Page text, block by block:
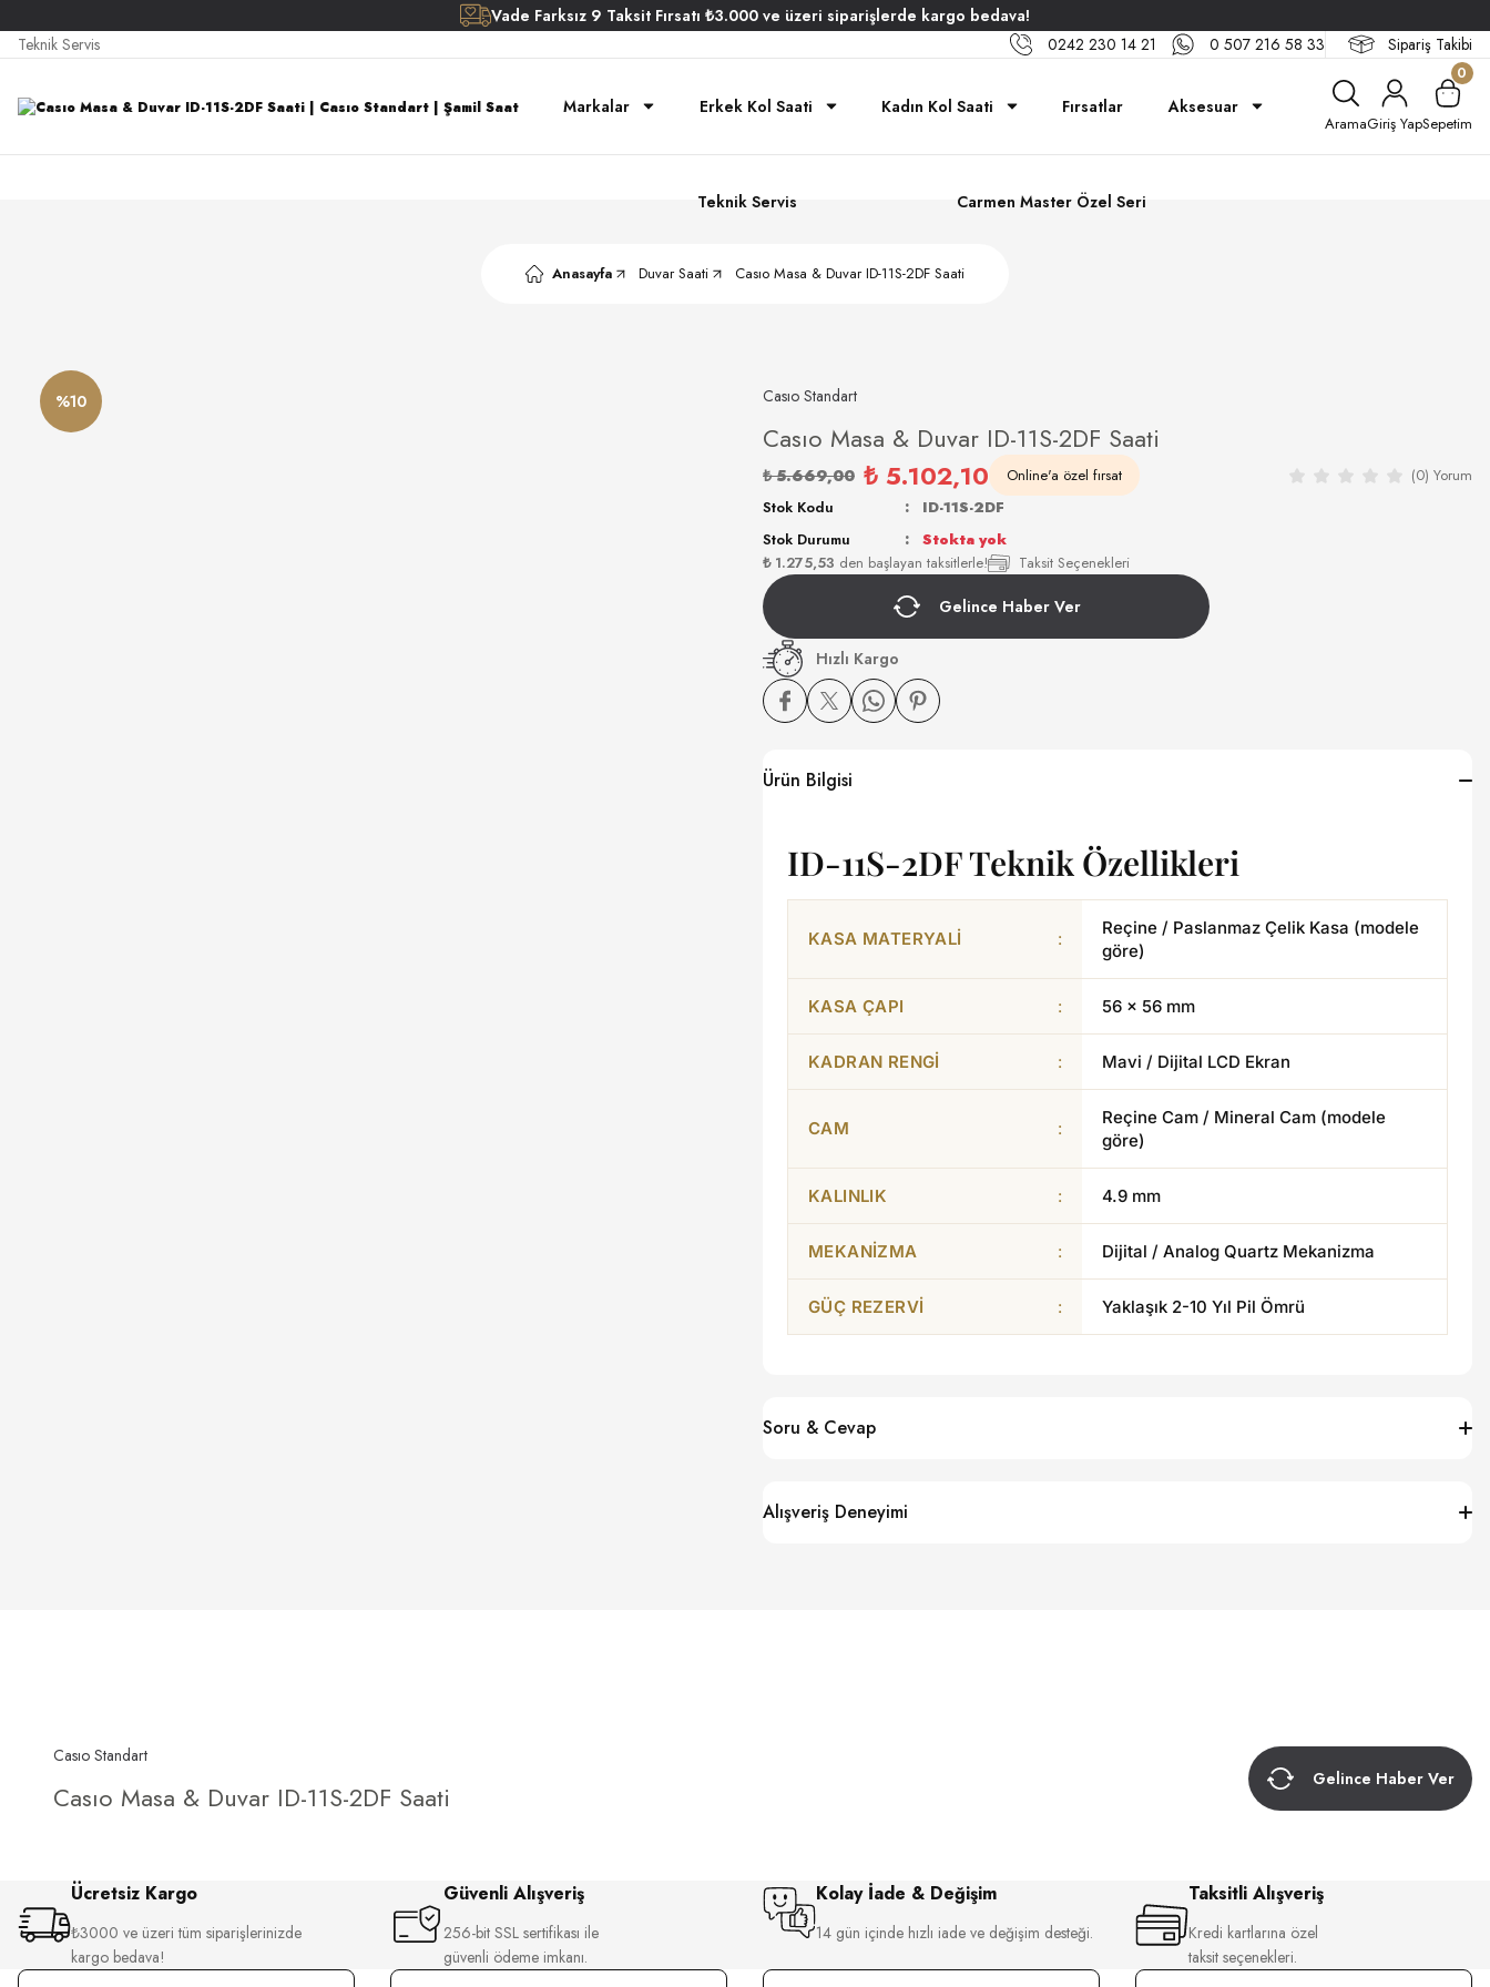
Vade Farksız 9 Taksit Fırsatı ₺3.000 ve üzeri siparişlerde kargo bedava!
Teknik Servis
0242 230 14 21 0 507 216 58 33 Sipariş Takibi
Markalar Erkek Kol Saati Kadın Kol Saati Fırsatlar Aksesuar
Teknik Servis Carmen Master Özel Seri
AramaGiriş Yap
0
Sepetim
Anasayfa Duvar Saati Casıo Masa & Duvar ID-11S-2DF Saati
%10 Casıo Standart
Casıo Masa & Duvar ID-11S-2DF Saati
₺ 5.669,00 ₺ 5.102,10 Online'a özel fırsat (0) Yorum
₺ 1.275,53 den başlayan taksitlerle! Taksit Seçenekleri
Stok Kodu
ID-11S-2DF
Stok Durumu
Stokta yok
Gelince Haber Ver
Hızlı Kargo
Ürün Bilgisi
ID-11S-2DF Teknik Özellikleri
KASA MATERYALI :
Reçine / Paslanmaz Çelik Kasa (modele
göre)
KASA ÇAPI : 56 × 56 mm
KADRAN RENGI : Mavi / Dijital LCD Ekran
CAM :
Reçine Cam / Mineral Cam (modele
göre)
KALINLIK : 4.9 mm
MEKANIZMA : Dijital / Analog Quartz Mekanizma
GÜÇ REZERVI : Yaklaşık 2-10 Yıl Pil Ömrü
Soru & Cevap
Alışveriş Deneyimi
Casıo Standart
Casıo Masa & Duvar ID-11S-2DF Saati
Gelince Haber Ver
Ücretsiz Kargo
₺3000 ve üzeri tüm siparişlerinizde
kargo bedava!
Güvenli Alışveriş
256-bit SSL sertifikası ile
güvenli ödeme imkanı.
Kolay İade & Değişim
14 gün içinde hızlı iade ve değişim desteği.
Taksitli Alışveriş
Kredi kartlarına özel
taksit seçenekleri.